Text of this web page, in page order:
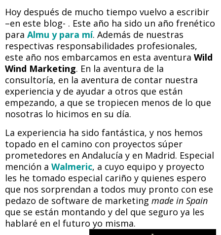
Hoy después de mucho tiempo vuelvo a escribir
–en este blog- . Este año ha sido un año frenético
para Almu y para mí. Además de nuestras
respectivas responsabilidades profesionales,
este año nos embarcamos en esta aventura Wild
Wind Marketing. En la aventura de la
consultoría, en la aventura de contar nuestra
experiencia y de ayudar a otros que están
empezando, a que se tropiecen menos de lo que
nosotras lo hicimos en su día.
La experiencia ha sido fantástica, y nos hemos
topado en el camino con proyectos súper
prometedores en Andalucía y en Madrid. Especial
mención a Walmeric, a cuyo equipo y proyecto
les he tomado especial cariño y quienes espero
que nos sorprendan a todos muy pronto con ese
pedazo de software de marketing made in Spain
que se están montando y del que seguro ya les
hablaré en el futuro yo misma.